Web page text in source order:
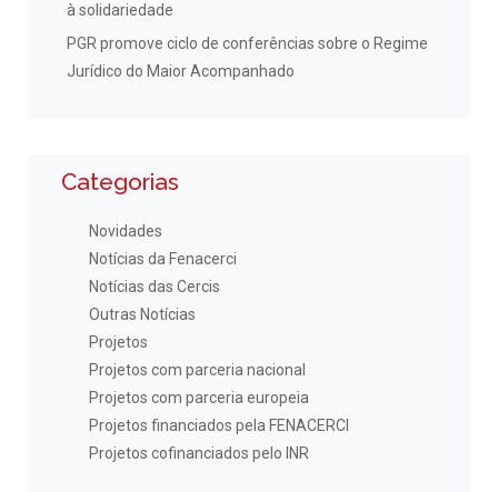
à solidariedade
PGR promove ciclo de conferências sobre o Regime
Jurídico do Maior Acompanhado
Categorias
Novidades
Notícias da Fenacerci
Notícias das Cercis
Outras Notícias
Projetos
Projetos com parceria nacional
Projetos com parceria europeia
Projetos financiados pela FENACERCI
Projetos cofinanciados pelo INR